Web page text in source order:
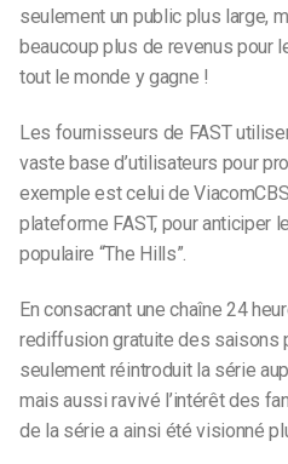
seulement un public plus large,
beaucoup plus de revenus pour
tout le monde y gagne !
Les fournisseurs de FAST
vaste base d’utilisateurs pour
exemple est celui de
plateforme FAST, pour anticiper
populaire “The Hills”.
En consacrant une chaîne 24
rediffusion gratuite des saisons
seulement réintroduit la série
mais aussi ravivé l’intérêt des
de la série a ainsi été visionné